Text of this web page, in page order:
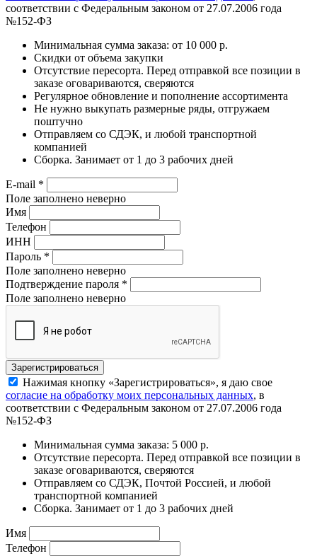
соответствии с Федеральным законом от 27.07.2006 года
№152-ФЗ
Минимальная сумма заказа: от 10 000 р.
Скидки от объема закупки
Отсутствие пересорта. Перед отправкой все позиции в
заказе оговариваются, сверяются
Регулярное обновление и пополнение ассортимента
Не нужно выкупать размерные ряды, отгружаем
поштучно
Отправляем со СДЭК, и любой транспортной
компанией
Сборка. Занимает от 1 до 3 рабочих дней
E-mail *
Поле заполнено неверно
Имя
Телефон
ИНН
Пароль *
Поле заполнено неверно
Подтверждение пароля *
Поле заполнено неверно
Нажимая кнопку «Зарегистрироваться», я даю свое
согласие на обработку моих персональных данных, в
соответствии с Федеральным законом от 27.07.2006 года
№152-ФЗ
Минимальная сумма заказа: 5 000 р.
Отсутствие пересорта. Перед отправкой все позиции в
заказе оговариваются, сверяются
Отправляем со СДЭК, Почтой Россией, и любой
транспортной компанией
Сборка. Занимает от 1 до 3 рабочих дней
Имя
Телефон